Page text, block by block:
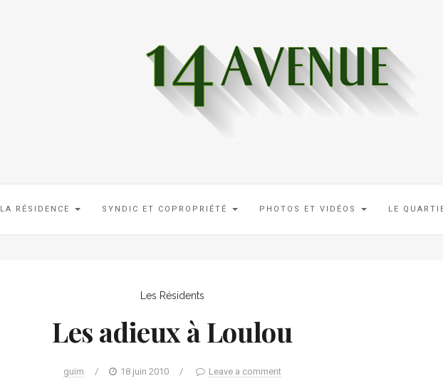
LA RÉSIDENCE SYNDIC ET COPROPRIÉTÉ PHOTOS ET VIDÉOS LE
Les Résidents
Les adieux à Loulou
guim / 18 juin 2010 / Leave a comment